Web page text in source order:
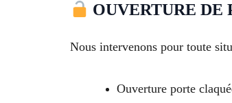
OUVERTURE DE
Nous intervenons pour toute
Ouverture porte